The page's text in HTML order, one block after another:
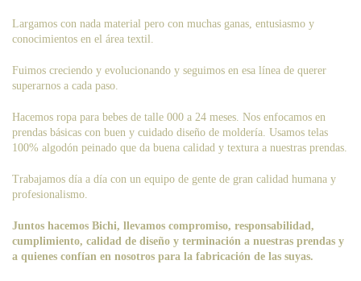
Largamos con nada material pero con muchas ganas, entusiasmo y
conocimientos en el área textil.
Fuimos creciendo y evolucionando y seguimos en esa línea de querer
superarnos a cada paso.
Hacemos ropa para bebes de talle 000 a 24 meses. Nos enfocamos en
prendas básicas con buen y cuidado diseño de moldería. Usamos telas
100% algodón peinado que da buena calidad y textura a nuestras prendas.
Trabajamos día a día con un equipo de gente de gran calidad humana y
profesionalismo.
Juntos hacemos Bichi, llevamos compromiso, responsabilidad,
cumplimiento, calidad de diseño y terminación a nuestras prendas y
a quienes confían en nosotros para la fabricación de las suyas.